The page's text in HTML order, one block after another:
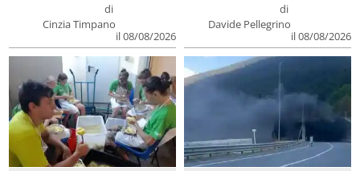
di
Cinzia Timpano
il 08/08/2026
di
Davide Pellegrino
il 08/08/2026